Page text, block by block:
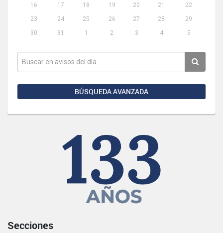
16
17 18 19 20 21
22
23
24 25 26 27 28
29
30
31 1 2 3 4 5
BÚSQUEDA AVANZADA
Secciones